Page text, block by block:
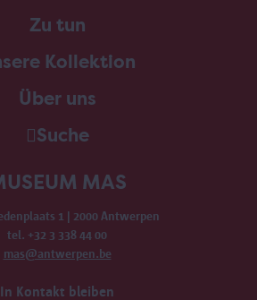
Zu tun
Kollektion
Über uns
Suche
MAS
1 | 2000 Antwerpen
tel. +32 3 338 44 00
mas@antwerpen.be
In Kontakt bleiben